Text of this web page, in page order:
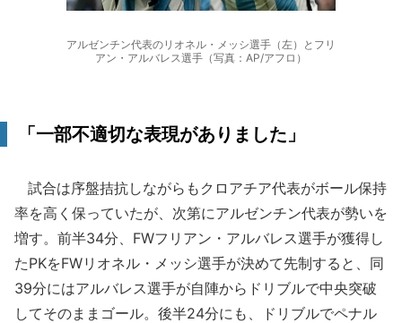
アルゼンチン代表のリオネル・メッシ選手（左）とフリ
アン・アルバレス選手（写真：AP/アフロ）
「一部不適切な表現がありました」
試合は序盤拮抗しながらもクロアチア代表がボール保持
率を高く保っていたが、次第にアルゼンチン代表が勢いを
増す。前半34分、FWフリアン・アルバレス選手が獲得し
たPKをFWリオネル・メッシ選手が決めて先制すると、同
39分にはアルバレス選手が自陣からドリブルで中央突破
してそのままゴール。後半24分にも、ドリブルでペナル